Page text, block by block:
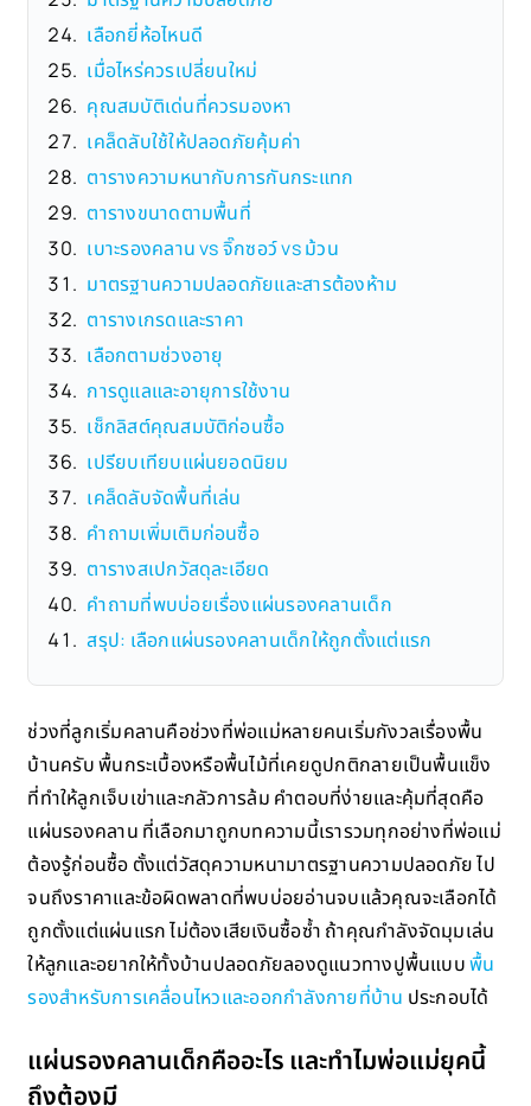
เลือกยี่ห้อไหนดี
เมื่อไหร่ควรเปลี่ยนใหม่
คุณสมบัติเด่นที่ควรมองหา
เคล็ดลับใช้ให้ปลอดภัยคุ้มค่า
ตารางความหนากับการกันกระแทก
ตารางขนาดตามพื้นที่
เบาะรองคลาน vs จิ๊กซอว์ vs ม้วน
มาตรฐานความปลอดภัยและสารต้องห้าม
ตารางเกรดและราคา
เลือกตามช่วงอายุ
การดูแลและอายุการใช้งาน
เช็กลิสต์คุณสมบัติก่อนซื้อ
เปรียบเทียบแผ่นยอดนิยม
เคล็ดลับจัดพื้นที่เล่น
คำถามเพิ่มเติมก่อนซื้อ
ตารางสเปกวัสดุละเอียด
คำถามที่พบบ่อยเรื่องแผ่นรองคลานเด็ก
สรุป: เลือกแผ่นรองคลานเด็กให้ถูกตั้งแต่แรก
ช่วงที่ลูกเริ่มคลานคือช่วงที่พ่อแม่หลายคนเริ่มกังวลเรื่องพื้น
บ้านครับ พื้นกระเบื้องหรือพื้นไม้ที่เคยดูปกติกลายเป็นพื้นแข็ง
ที่ทำให้ลูกเจ็บเข่าและกลัวการล้ม คำตอบที่ง่ายและคุ้มที่สุดคือ
แผ่นรองคลาน ที่เลือกมาถูกบทความนี้เรารวมทุกอย่างที่พ่อแม่
ต้องรู้ก่อนซื้อ ตั้งแต่วัสดุความหนามาตรฐานความปลอดภัย ไป
จนถึงราคาและข้อผิดพลาดที่พบบ่อยอ่านจบแล้วคุณจะเลือกได้
ถูกตั้งแต่แผ่นแรก ไม่ต้องเสียเงินซื้อซ้ำ ถ้าคุณกำลังจัดมุมเล่น
ให้ลูกและอยากให้ทั้งบ้านปลอดภัยลองดูแนวทางปูพื้นแบบพื้น
รองสำหรับการเคลื่อนไหวและออกกำลังกายที่บ้าน ประกอบได้
แผ่นรองคลานเด็กคืออะไร และทำไมพ่อแม่ยุคนี้
ถึงต้องมี